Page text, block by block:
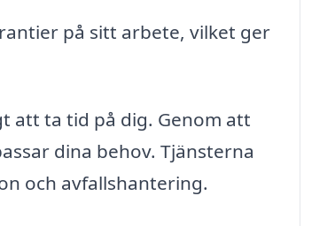
på sitt arbete, vilket ger
att ta tid på dig. Genom att
dina behov. Tjänsterna
och avfallshantering.